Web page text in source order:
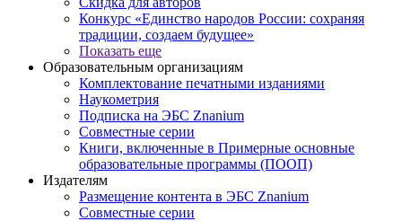
Конкурс «Единство народов России: сохраняя
традиции, создаем будущее»
Показать еще
Образовательным организациям
Комплектование печатными изданиями
Наукометрия
Подписка на ЭБС Znanium
Совместные серии
Книги, включенные в Примерные основные
образовательные программы (ПООП)
Издателям
Размещение контента в ЭБС Znanium
Совместные серии